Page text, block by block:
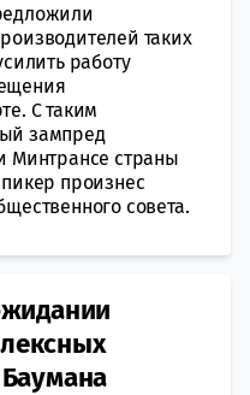
таких
работу
С таким
зампред
Минтрансе страны
произнес
совета.